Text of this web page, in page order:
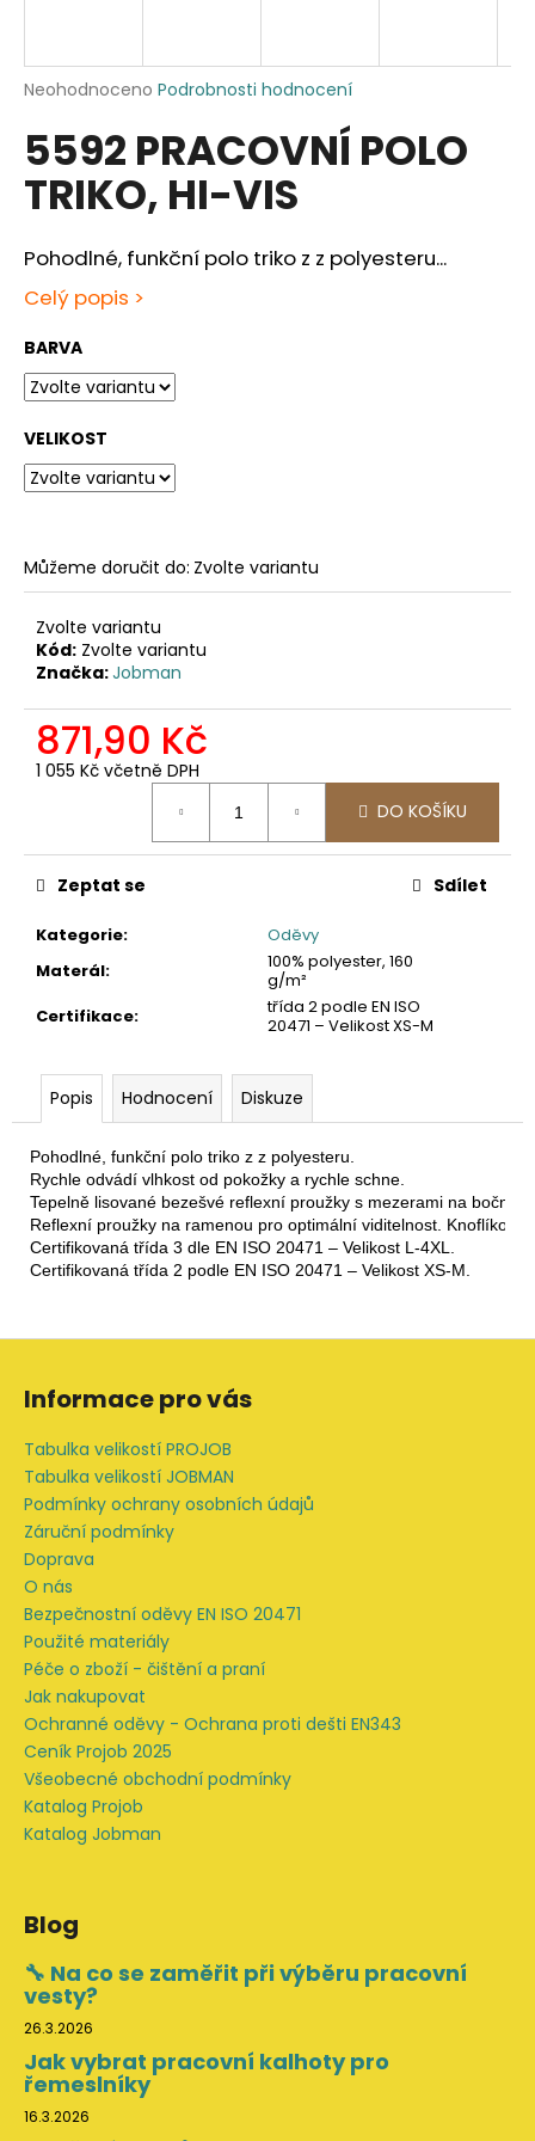
Průměrné
produktu
je
0,0
hvězdiček.
Neohodnoceno Podrobnosti hodnocení
5592 PRACOVNÍ POLO
TRIKO, HI-VIS
Pohodlné, funkční polo triko z z polyesteru...
Celý popis >
BARVA
VELIKOST
Můžeme doručit do: Zvolte variantu
Zvolte variantu
Kód: Zvolte variantu
Značka:Jobman
871,90 Kč
1 055 Kč včetně DPH
DO KOŠÍKU
Kategorie:
Oděvy
Materál:
100% polyester, 160
g/m²
Certifikace:
třída 2 podle EN ISO
20471 – Velikost XS-M
Zeptat se Sdílet
Popis Hodnocení Diskuze
Pohodlné, funkční polo triko z z polyesteru.
Rychle odvádí vlhkost od pokožky a rychle schne.
Tepelně lisované bezešvé reflexní proužky s mezerami na
Reflexní proužky na ramenou pro optimální viditelnost.
Certifikovaná třída 3 dle EN ISO 20471 – Velikost L-4XL.
Certifikovaná třída 2 podle EN ISO 20471 – Velikost XS-M.
j
í
?
D
o
p
o
r
u
j
e
m
e
2423
PRACOVNÍ
SOFTSHELLOVÁ
1
561,16
Kč
Z
Informace pro vás
Tabulka velikostí PROJOB
Tabulka velikostí JOBMAN
Podmínky ochrany osobních údajů
Záruční podmínky
Doprava
O nás
Bezpečnostní oděvy EN ISO 20471
Použité materiály
Péče o zboží - čištění a praní
Jak nakupovat
Ochranné oděvy - Ochrana proti dešti EN343
Ceník Projob 2025
Všeobecné obchodní podmínky
Katalog Projob
Katalog Jobman
Blog
🔧 Na co se zaměřit při výběru pracovní
vesty?
26.3.2026
Jak vybrat pracovní kalhoty pro
řemeslníky
16.3.2026